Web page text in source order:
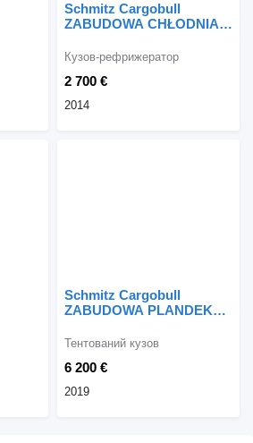
Schmitz Cargobull
ZABUDOWA CHŁODNIA
2 700 €
Кузов-рефрижератор
2014
Schmitz Cargobull
ZABUDOWA PLANDEKA
6 200 €
Тентований кузов
2019